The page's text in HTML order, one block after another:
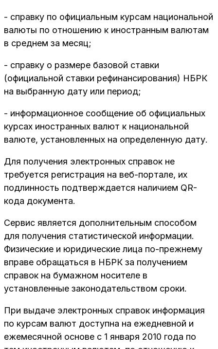
- справку по официальным курсам национальной
валюты по отношению к иностранным валютам
в среднем за месяц;
- справку о размере базовой ставки
(официальной ставки рефинансирования) НБРК
на выбранную дату или период;
- информационное сообщение об официальных
курсах иностранных валют к национальной
валюте, установленных на определенную дату.
Для получения электронных справок не
требуется регистрация на веб-портале, их
подлинность подтверждается наличием QR-
кода документа.
Сервис является дополнительным способом
для получения статистической информации.
Физические и юридические лица по-прежнему
вправе обращаться в НБРК за получением
справок на бумажном носителе в
установленные законодательством сроки.
При выдаче электронных справок информация
по курсам валют доступна на ежедневной и
ежемесячной основе с 1 января 2010 года по